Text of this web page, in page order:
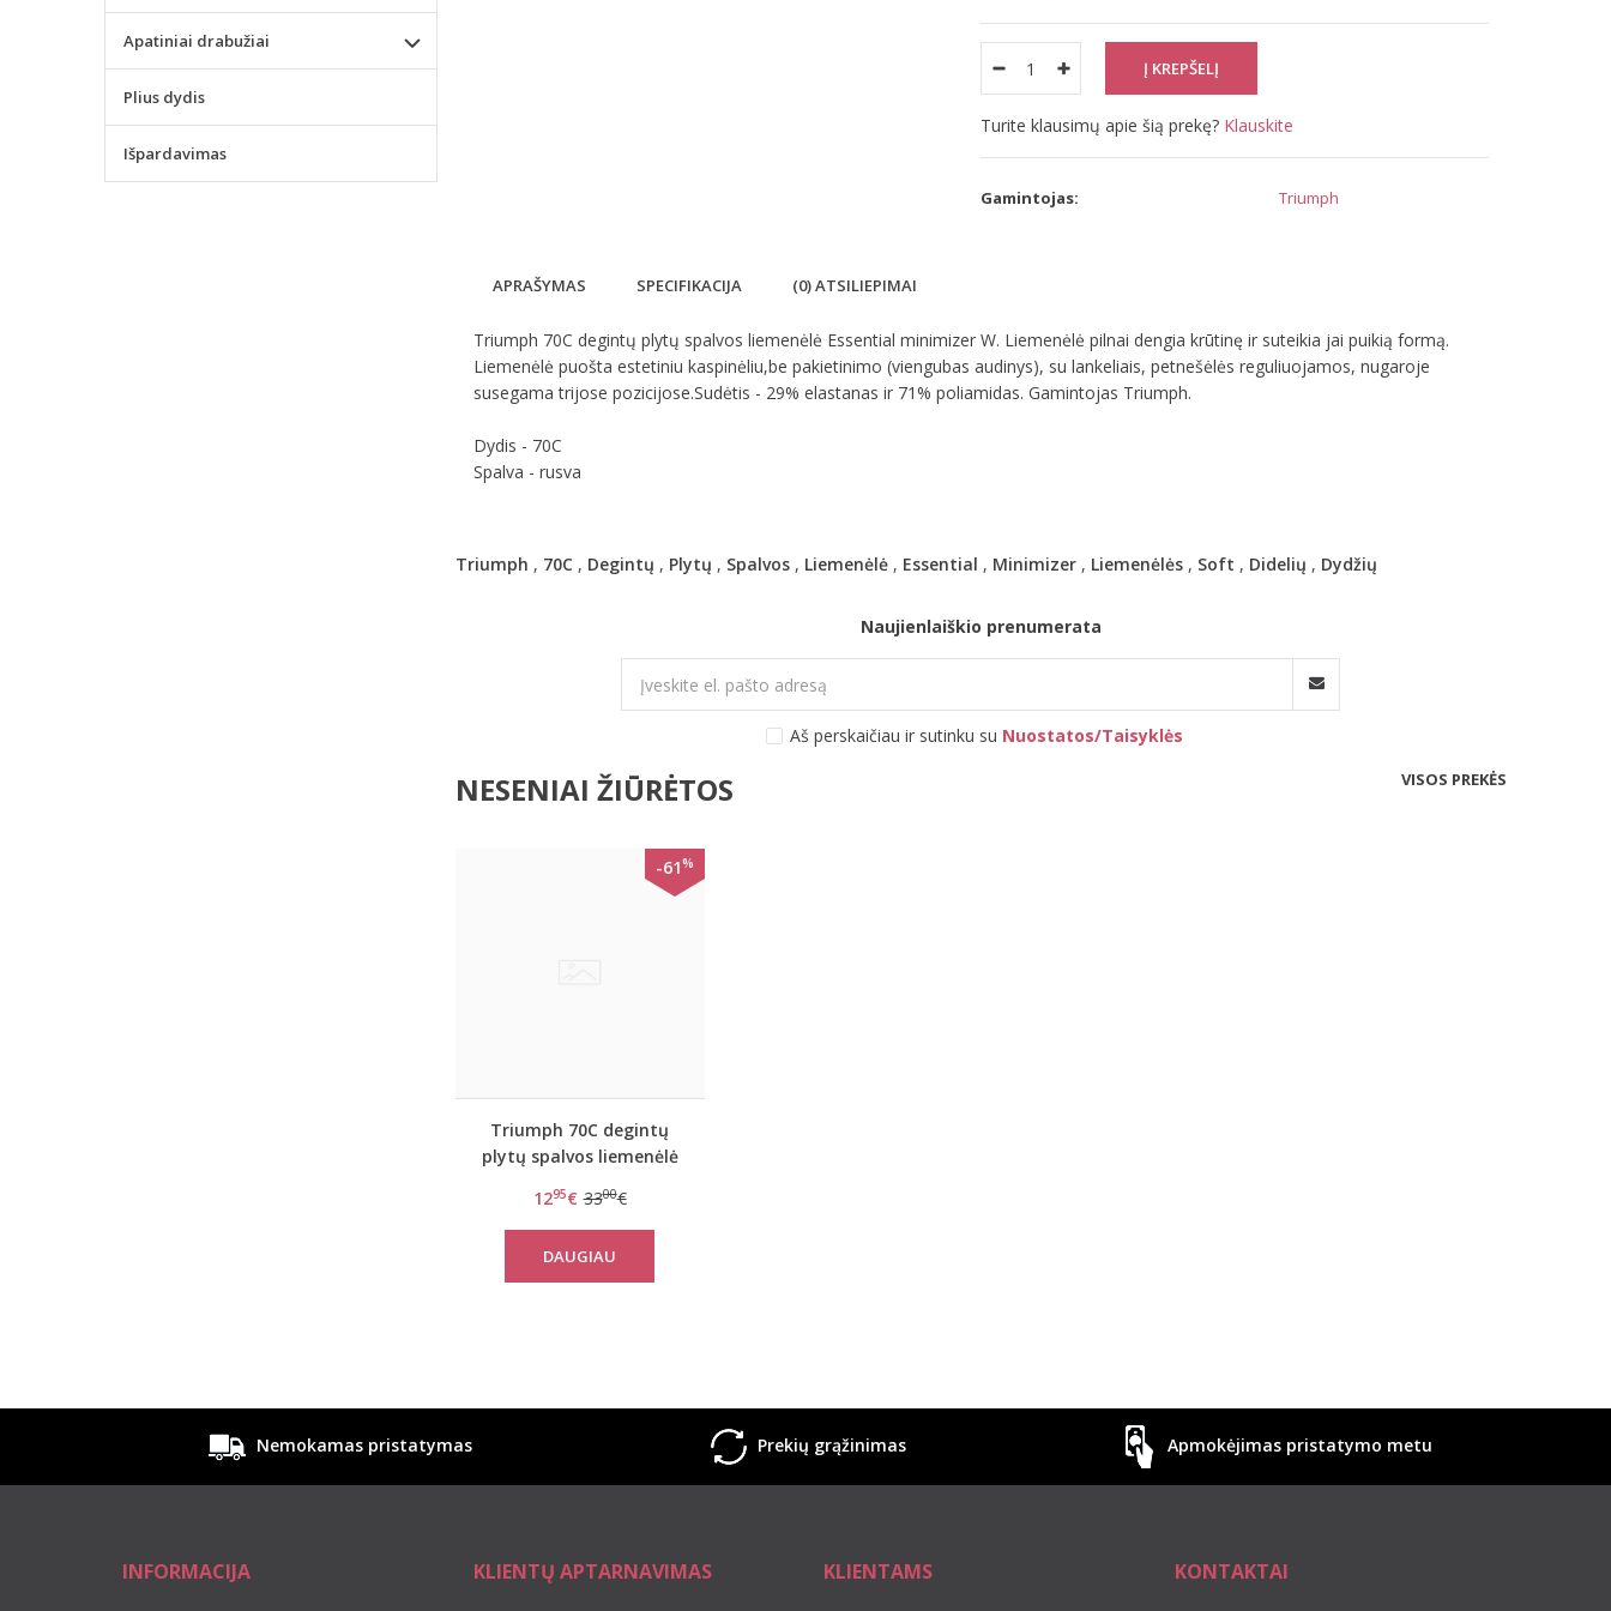
Turite klausimų apie šią prekę? Klauskite
Gamintojas: Triumph
APRAŠYMAS SPECIFIKACIJA (0) ATSILIEPIMAI
Triumph 70C degintų plytų spalvos liemenėlė Essential minimizer W. Liemenėlė pilnai dengia krūtinę ir suteikia jai puikią formą.
Liemenėlė puošta estetiniu kaspinėliu,be pakietinimo (viengubas audinys), su lankeliais, petnešėlės reguliuojamos, nugaroje
susegama trijose pozicijose.Sudėtis - 29% elastanas ir 71% poliamidas. Gamintojas Triumph.
Dydis - 70C
Spalva - rusva
Triumph , 70C, Degintų , Plytų , Spalvos, Liemenėlė, Essential , Minimizer, Liemenėlės, Soft , Didelių , Dydžių
Naujienlaiškio prenumerata
Aš perskaičiau ir sutinku su Nuostatos/Taisyklės
NESENIAI ŽIŪRĖTOS VISOS PREKĖS
-61%
Triumph 70C degintų
plytų spalvos liemenėlė
1295€ 3300€
DAUGIAU
Apatiniai drabužiai
Plius dydis
Išpardavimas
Nemokamas pristatymas Prekių grąžinimas Apmokėjimas pristatymo metu
INFORMACIJA KLIENTŲ APTARNAVIMAS KLIENTAMS KONTAKTAI